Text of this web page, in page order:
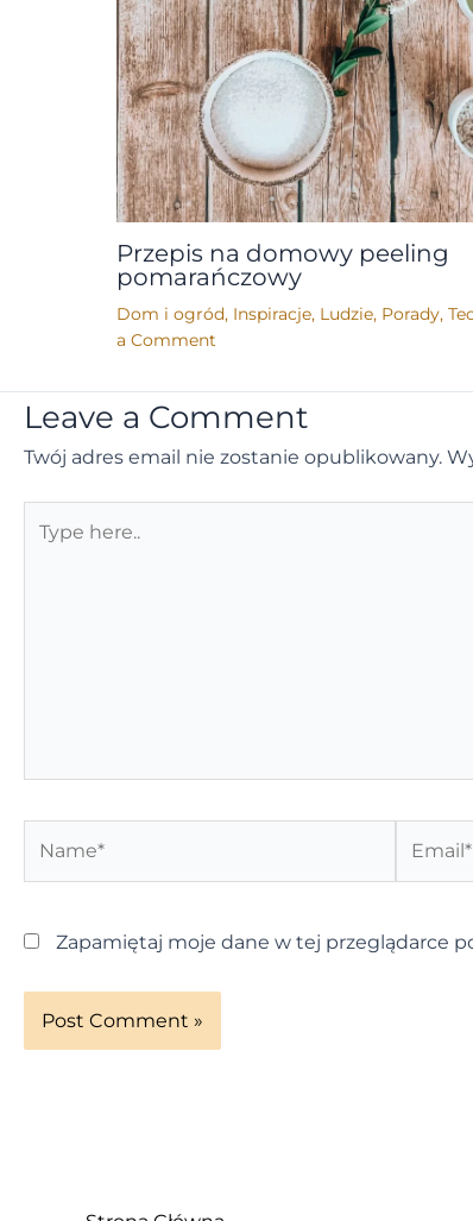
Przepis na domowy peeling
pomarańczowy
Dom i ogród, Inspiracje, Ludzie, Porady,
a Comment
Leave a Comment
Twój adres email nie zostanie opublikowany.
here..
Zapamiętaj moje dane w tej przeglądarce